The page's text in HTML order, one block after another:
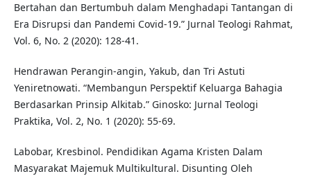
Bertahan dan Bertumbuh dalam Menghadapi Tantangan di
Era Disrupsi dan Pandemi Covid-19.” Jurnal Teologi Rahmat,
Vol. 6, No. 2 (2020): 128-41.
Hendrawan Perangin-angin, Yakub, dan Tri Astuti
Yeniretnowati. “Membangun Perspektif Keluarga Bahagia
Berdasarkan Prinsip Alkitab.” Ginosko: Jurnal Teologi
Praktika, Vol. 2, No. 1 (2020): 55-69.
Labobar, Kresbinol. Pendidikan Agama Kristen Dalam
Masyarakat Majemuk Multikultural. Disunting Oleh